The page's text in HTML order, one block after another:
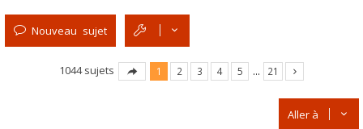
Nouveau sujet
1044 sujets 1 2 3 4 5 … 21
Aller à